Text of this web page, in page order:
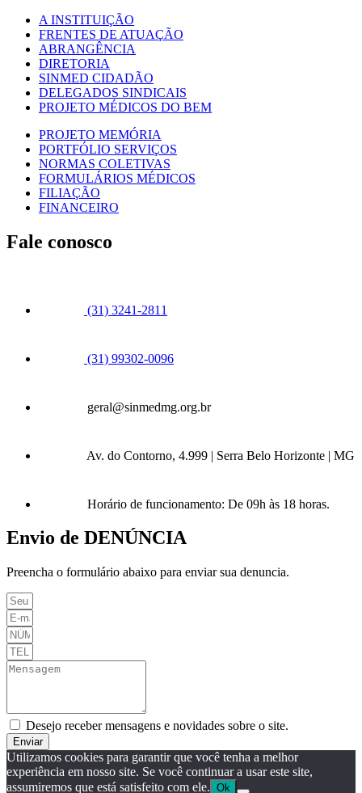
A INSTITUIÇÃO
FRENTES DE ATUAÇÃO
ABRANGÊNCIA
DIRETORIA
SINMED CIDADÃO
DELEGADOS SINDICAIS
PROJETO MÉDICOS DO BEM
PROJETO MEMÓRIA
PORTFÓLIO SERVIÇOS
NORMAS COLETIVAS
FORMULÁRIOS MÉDICOS
FILIAÇÃO
FINANCEIRO
Fale conosco
(31) 3241-2811
(31) 99302-0096
geral@sinmedmg.org.br
Av. do Contorno, 4.999 | Serra Belo Horizonte | MG
Horário de funcionamento: De 09h às 18 horas.
Envio de DENÚNCIA
Preencha o formulário abaixo para enviar sua denuncia.
Desejo receber mensagens e novidades sobre o site.
Enviar
Utilizamos cookies para garantir que você tenha a melhor
experiência em nosso site. Se você continuar a usar este site,
assumiremos que está satisfeito com ele. Ok